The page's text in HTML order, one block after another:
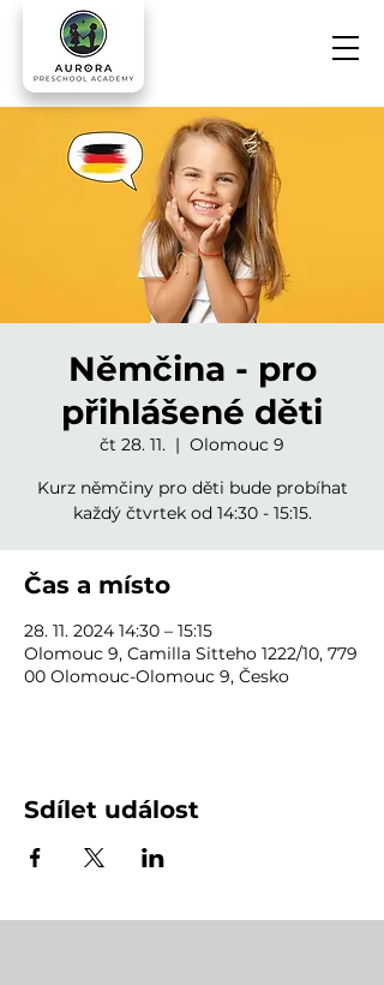
Němčina - pro
přihlášené děti
čt 28. 11.
  |
Olomouc 9
Kurz němčiny pro děti bude probíhat
každý čtvrtek od 14:30 - 15:15.
Čas a místo
28. 11. 2024 14:30 – 15:15
Olomouc 9, Camilla Sitteho 1222/10, 779
00 Olomouc-Olomouc 9, Česko
Sdílet událost